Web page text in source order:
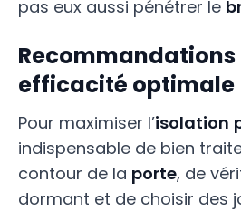
pas eux aussi pénétrer le
Recommandations
efficacité optimale
Pour maximiser l’isolation
indispensable de bien
contour de la porte, de
dormant et de choisir des